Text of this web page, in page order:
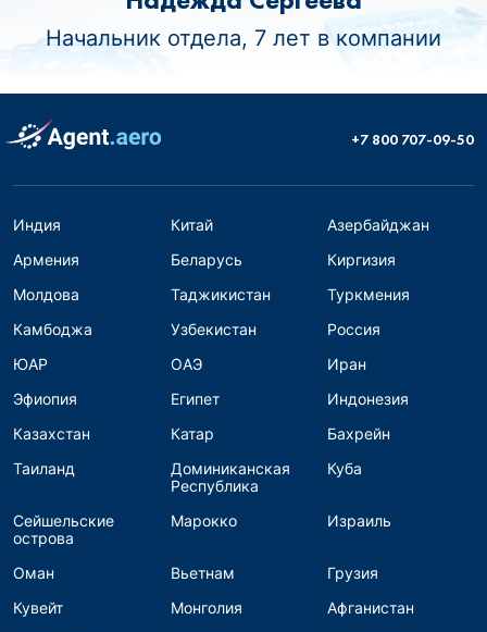
Начальник отдела, 7 лет в компании
+7 800 707-09-50
Индия Китай
Азербайджан
Армения
Беларусь
Киргизия
Молдова
Таджикистан
Туркмения
Камбоджа
Узбекистан
Россия
ЮАР
ОАЭ
Иран
Эфиопия
Египет
Индонезия
Казахстан
Катар
Бахрейн
Таиланд
Доминиканская
Республика
Куба
Сейшельские
острова
Марокко Израиль
Оман Вьетнам
Грузия
Кувейт
Монголия
Афганистан